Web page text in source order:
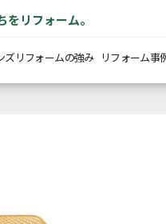
リフォーム。
ズリフォームの強み リフォーム事